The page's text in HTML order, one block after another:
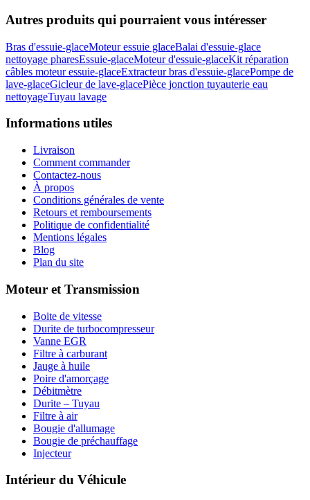
Autres produits qui pourraient vous intéresser
Bras d'essuie-glaceMoteur essuie glaceBalai d'essuie-glace
nettoyage pharesEssuie-glaceMoteur d'essuie-glaceKit réparation
câbles moteur essuie-glaceExtracteur bras d'essuie-glacePompe de
lave-glaceGicleur de lave-glacePièce jonction tuyauterie eau
nettoyageTuyau lavage
Informations utiles
Livraison
Comment commander
Contactez-nous
À propos
Conditions générales de vente
Retours et remboursements
Politique de confidentialité
Mentions légales
Blog
Plan du site
Moteur et Transmission
Boite de vitesse
Durite de turbocompresseur
Vanne EGR
Filtre à carburant
Jauge à huile
Poire d'amorçage
Débitmètre
Durite – Tuyau
Filtre à air
Bougie d'allumage
Bougie de préchauffage
Injecteur
Intérieur du Véhicule